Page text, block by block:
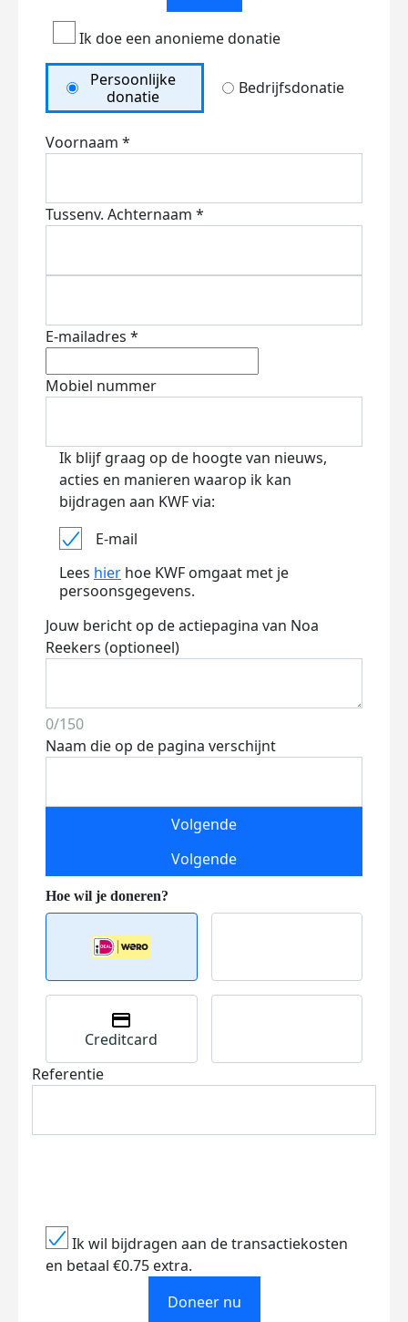
Ik doe een anonieme donatie
Persoonlijke
donatie
Bedrijfsdonatie
Voornaam *
Tussenv. Achternaam *
E-mailadres *
Mobiel nummer
Ik blijf graag op de hoogte van nieuws,
acties en manieren waarop ik kan
bijdragen aan KWF via:
E-mail
Lees hier hoe KWF omgaat met je
persoonsgegevens.
Jouw bericht op de actiepagina van Noa
Reekers (optioneel)
0/150
Naam die op de pagina verschijnt
Volgende
Volgende
Creditcard
Referentie
Ik wil bijdragen aan de transactiekosten
en betaal €0.75 extra.
Doneer nu